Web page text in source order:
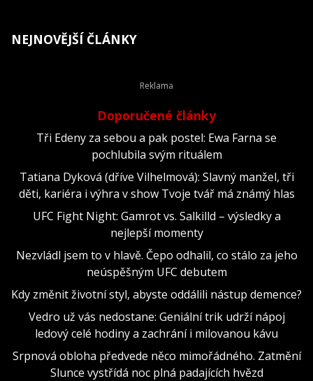
NEJNOVĚJŠÍ ČLÁNKY
Doporučené články
Tři Edeny za sebou a pak postel: Ewa Farna se
pochlubila svým rituálem
Tatiana Dyková (dříve Vilhelmová): Slavný manžel, tři
děti, kariéra i výhra v show Tvoje tvář má známý hlas
UFC Fight Night: Gamrot vs. Salkilld – výsledky a
nejlepší momenty
Nezvládl jsem to v hlavě. Čepo odhalil, co stálo za jeho
neúspěšným UFC debutem
Kdy změnit životní styl, abyste oddálili nástup demence?
Vedro už vás nedostane: Geniální trik udrží nápoj
ledový celé hodiny a zachrání i milovanou kávu
Srpnová obloha předvede něco mimořádného. Zatmění
Slunce vystřídá noc plná padajících hvězd